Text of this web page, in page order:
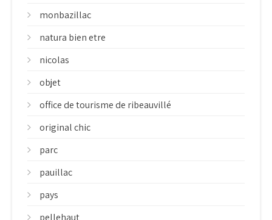
monbazillac
natura bien etre
nicolas
objet
office de tourisme de ribeauvillé
original chic
parc
pauillac
pays
pellehaut